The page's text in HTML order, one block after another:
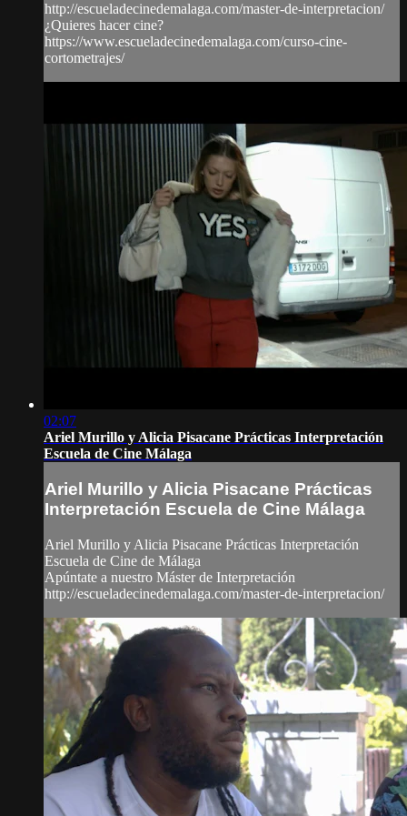
http://escueladecinedemalaga.com/master-de-interpretacion/
¿Quieres hacer cine?
https://www.escueladecinedemalaga.com/curso-cine-
cortometrajes/
02:07
Ariel Murillo y Alicia Pisacane Prácticas Interpretación
Escuela de Cine Málaga
Ariel Murillo y Alicia Pisacane Prácticas
Interpretación Escuela de Cine Málaga
Ariel Murillo y Alicia Pisacane Prácticas Interpretación
Escuela de Cine de Málaga
Apúntate a nuestro Máster de Interpretación
http://escueladecinedemalaga.com/master-de-interpretacion/